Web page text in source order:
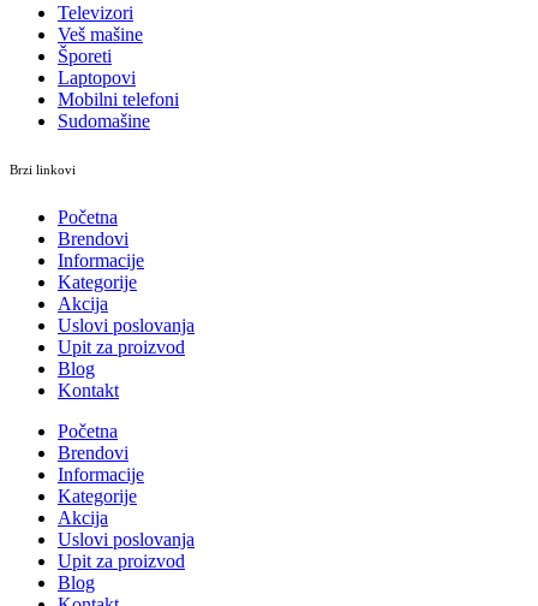
Televizori
Veš mašine
Šporeti
Laptopovi
Mobilni telefoni
Sudomašine
Brzi linkovi
Početna
Brendovi
Informacije
Kategorije
Akcija
Uslovi poslovanja
Upit za proizvod
Blog
Kontakt
Početna
Brendovi
Informacije
Kategorije
Akcija
Uslovi poslovanja
Upit za proizvod
Blog